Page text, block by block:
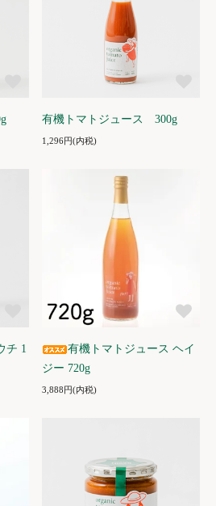
有機トマトジュース 300g
1,296円(内税)
チ 1
有機トマトジュース ヘイ
ジー 720g
3,888円(内税)